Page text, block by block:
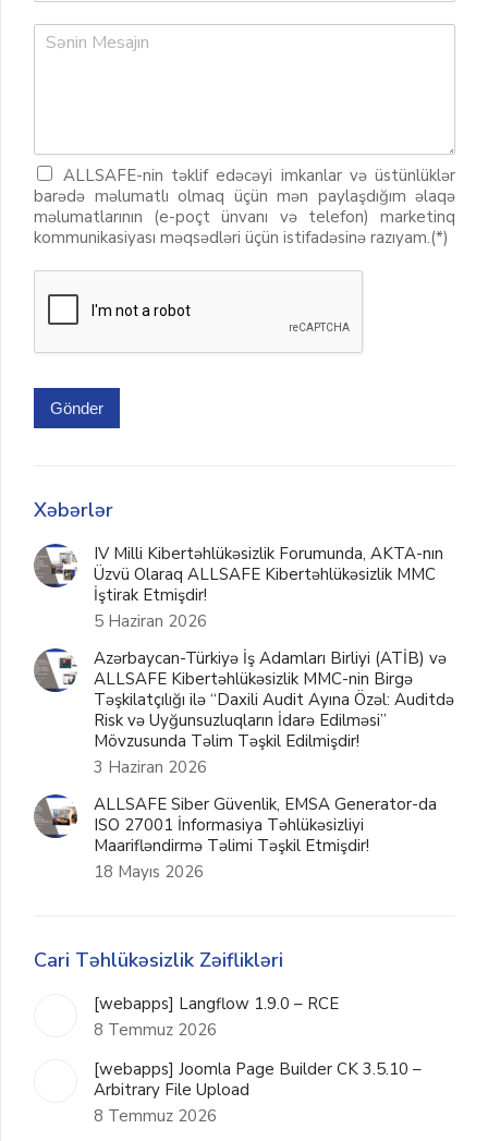
ALLSAFE-nin təklif edəcəyi imkanlar və üstünlüklər
barədə məlumatlı olmaq üçün mən paylaşdığım əlaqə
məlumatlarının (e-poçt ünvanı və telefon) marketinq
kommunikasiyası məqsədləri üçün istifadəsinə razıyam.(*)
Gönder
Xəbərlər
IV Milli Kibertəhlükəsizlik Forumunda, AKTA-nın
Üzvü Olaraq ALLSAFE Kibertəhlükəsizlik MMC
İştirak Etmişdir!
5 Haziran 2026
Azərbaycan-Türkiyə İş Adamları Birliyi (ATİB) və
ALLSAFE Kibertəhlükəsizlik MMC-nin Birgə
Təşkilatçılığı ilə “Daxili Audit Ayına Özəl: Auditdə
Risk və Uyğunsuzluqların İdarə Edilməsi”
Mövzusunda Təlim Təşkil Edilmişdir!
3 Haziran 2026
ALLSAFE Siber Güvenlik, EMSA Generator-da
ISO 27001 İnformasiya Təhlükəsizliyi
Maarifləndirmə Təlimi Təşkil Etmişdir!
18 Mayıs 2026
Cari Təhlükəsizlik Zəiflikləri
[webapps] Langflow 1.9.0 – RCE
8 Temmuz 2026
[webapps] Joomla Page Builder CK 3.5.10 –
Arbitrary File Upload
8 Temmuz 2026